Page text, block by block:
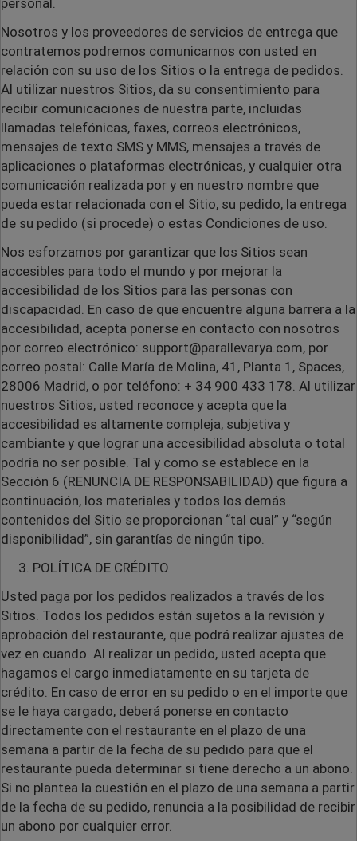
Nosotros y los proveedores de servicios de entrega que
contratemos podremos comunicarnos con usted en
relación con su uso de los Sitios o la entrega de pedidos.
Al utilizar nuestros Sitios, da su consentimiento para
recibir comunicaciones de nuestra parte, incluidas
llamadas telefónicas, faxes, correos electrónicos,
mensajes de texto SMS y MMS, mensajes a través de
aplicaciones o plataformas electrónicas, y cualquier otra
comunicación realizada por y en nuestro nombre que
pueda estar relacionada con el Sitio, su pedido, la entrega
de su pedido (si procede) o estas Condiciones de uso.
Nos esforzamos por garantizar que los Sitios sean
accesibles para todo el mundo y por mejorar la
accesibilidad de los Sitios para las personas con
discapacidad. En caso de que encuentre alguna barrera a la
accesibilidad, acepta ponerse en contacto con nosotros
por correo electrónico: support@parallevarya.com, por
correo postal: Calle María de Molina, 41, Planta 1, Spaces,
28006 Madrid, o por teléfono: + 34 900 433 178. Al utilizar
nuestros Sitios, usted reconoce y acepta que la
accesibilidad es altamente compleja, subjetiva y
cambiante y que lograr una accesibilidad absoluta o total
podría no ser posible. Tal y como se establece en la
Sección 6 (RENUNCIA DE RESPONSABILIDAD) que figura a
continuación, los materiales y todos los demás
contenidos del Sitio se proporcionan “tal cual” y “según
disponibilidad”, sin garantías de ningún tipo.
POLÍTICA DE CRÉDITO
Usted paga por los pedidos realizados a través de los
Sitios. Todos los pedidos están sujetos a la revisión y
aprobación del restaurante, que podrá realizar ajustes de
vez en cuando. Al realizar un pedido, usted acepta que
hagamos el cargo inmediatamente en su tarjeta de
crédito. En caso de error en su pedido o en el importe que
se le haya cargado, deberá ponerse en contacto
directamente con el restaurante en el plazo de una
semana a partir de la fecha de su pedido para que el
restaurante pueda determinar si tiene derecho a un abono.
Si no plantea la cuestión en el plazo de una semana a partir
de la fecha de su pedido, renuncia a la posibilidad de recibir
un abono por cualquier error.